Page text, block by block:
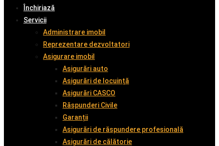
Închiriază
Servicii
Administrare imobil
Reprezentare dezvoltatori
Asigurare imobil
Asigurări auto
Asigurări de locuință
Asigurări CASCO
Răspunderi Civile
Garanții
Asigurări de răspundere profesională
Asigurări de călătorie